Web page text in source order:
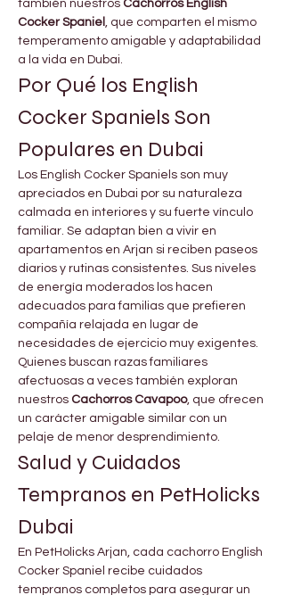
también nuestros Cachorros English
Cocker Spaniel , que comparten el mismo
temperamento amigable y adaptabilidad
a la vida en Dubai.
Por Qué los English
Cocker Spaniels Son
Populares en Dubai
Los English Cocker Spaniels son muy
apreciados en Dubai por su naturaleza
calmada en interiores y su fuerte vínculo
familiar. Se adaptan bien a vivir en
apartamentos en Arjan si reciben paseos
diarios y rutinas consistentes. Sus niveles
de energía moderados los hacen
adecuados para familias que prefieren
compañía relajada en lugar de
necesidades de ejercicio muy exigentes.
Quienes buscan razas familiares
afectuosas a veces también exploran
nuestros Cachorros Cavapoo, que ofrecen
un carácter amigable similar con un
pelaje de menor desprendimiento.
Salud y Cuidados
Tempranos en PetHolicks
Dubai
En PetHolicks Arjan, cada cachorro English
Cocker Spaniel recibe cuidados
tempranos completos para asegurar un